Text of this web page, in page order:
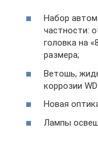
Набор
частности:
головка на
размера;
Ветошь,
коррозии
Новая
Лампы